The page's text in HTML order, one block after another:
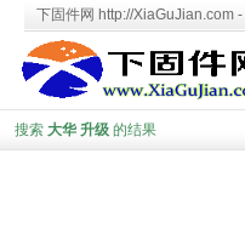
下固件网 http://XiaGuJian.com
搜索 大华 升级 的结果